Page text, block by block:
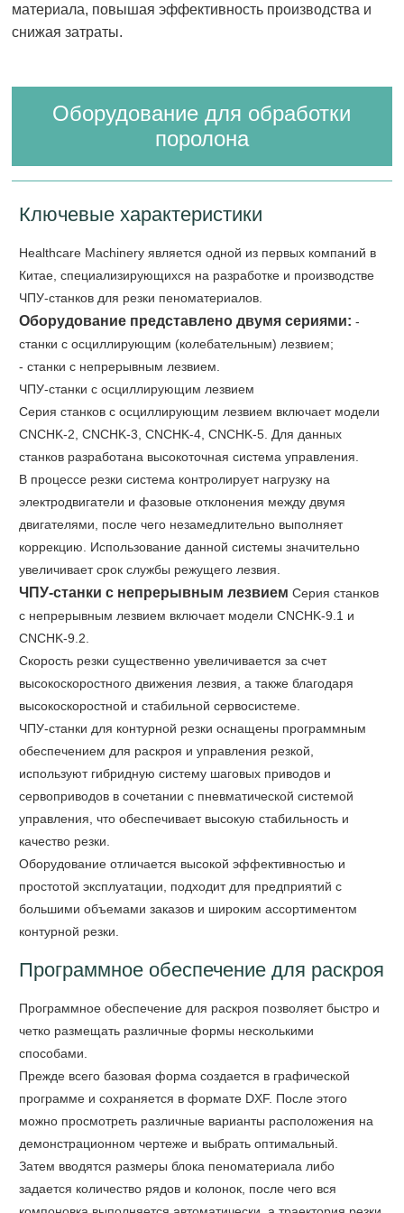
материала, повышая эффективность производства и
снижая затраты.
Оборудование для обработки
поролона
Ключевые характеристики
Healthcare Machinery является одной из первых компаний в
Китае, специализирующихся на разработке и производстве
ЧПУ-станков для резки пеноматериалов.
Оборудование представлено двумя сериями: -
станки с осциллирующим (колебательным) лезвием;
- станки с непрерывным лезвием.
ЧПУ-станки с осциллирующим лезвием
Серия станков с осциллирующим лезвием включает модели
CNCHK-2, CNCHK-3, CNCHK-4, CNCHK-5. Для данных
станков разработана высокоточная система управления.
В процессе резки система контролирует нагрузку на
электродвигатели и фазовые отклонения между двумя
двигателями, после чего незамедлительно выполняет
коррекцию. Использование данной системы значительно
увеличивает срок службы режущего лезвия.
ЧПУ-станки с непрерывным лезвием Серия станков
с непрерывным лезвием включает модели CNCHK-9.1 и
CNCHK-9.2.
Скорость резки существенно увеличивается за счет
высокоскоростного движения лезвия, а также благодаря
высокоскоростной и стабильной сервосистеме.
ЧПУ-станки для контурной резки оснащены программным
обеспечением для раскроя и управления резкой,
используют гибридную систему шаговых приводов и
сервоприводов в сочетании с пневматической системой
управления, что обеспечивает высокую стабильность и
качество резки.
Оборудование отличается высокой эффективностью и
простотой эксплуатации, подходит для предприятий с
большими объемами заказов и широким ассортиментом
контурной резки.
Программное обеспечение для раскроя
Программное обеспечение для раскроя позволяет быстро и
четко размещать различные формы несколькими
способами.
Прежде всего базовая форма создается в графической
программе и сохраняется в формате DXF. После этого
можно просмотреть различные варианты расположения на
демонстрационном чертеже и выбрать оптимальный.
Затем вводятся размеры блока пеноматериала либо
задается количество рядов и колонок, после чего вся